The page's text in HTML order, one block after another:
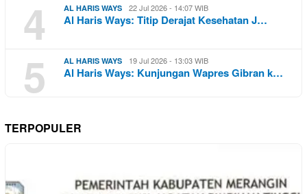
4 AL HARIS WAYS 22 Jul 2026 - 14:07 WIB
Al Haris Ways: Titip Derajat Kesehatan J…
5 AL HARIS WAYS 19 Jul 2026 - 13:03 WIB
Al Haris Ways: Kunjungan Wapres Gibran k…
TERPOPULER